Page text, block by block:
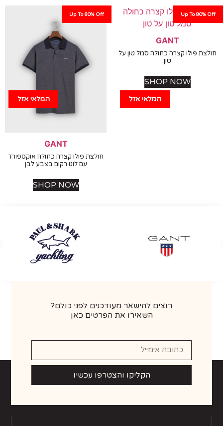
Up To
המלאי אזל
GANT
פולו קצרה כחולה סמל טון על
SHOP NOW
Up To 80% Off
המלאי אזל
GANT
חולצת פולו קצרה כחולה אוקספורד
עם לוגו רקום בצבע לבן
SHOP NOW
רוצים להישאר מעודכנים לפני כולם?
השאירו את הפרטים כאן
הקליקו והצטרפו עכשיו